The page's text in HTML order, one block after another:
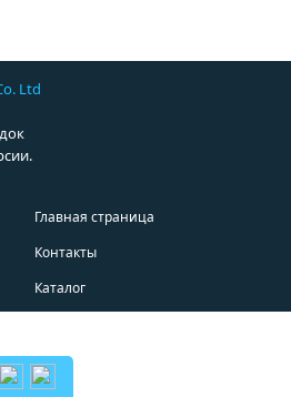
Ltd
Главная страница
Контакты
Каталог